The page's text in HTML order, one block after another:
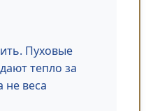
Пуховые
тепло за
не веса